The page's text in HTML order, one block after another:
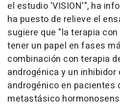
el estudio 'VISION'", ha
ha puesto de relieve el
sugiere que "la terapia
tener un papel en fases
combinación con terapia
androgénica y un
androgénico en pacientes
metastásico